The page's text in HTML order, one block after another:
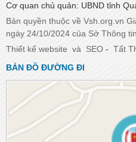
Cơ quan chủ quản: UBND tỉnh
Bản quyền thuộc về Vsh.org.vn
ngày 24/10/2024 của Sở Thông
Thiết kế website và SEO - Tất
BẢN ĐỒ ĐƯỜNG ĐI